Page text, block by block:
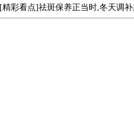
[精彩看点]祛斑保养正当时,冬天调